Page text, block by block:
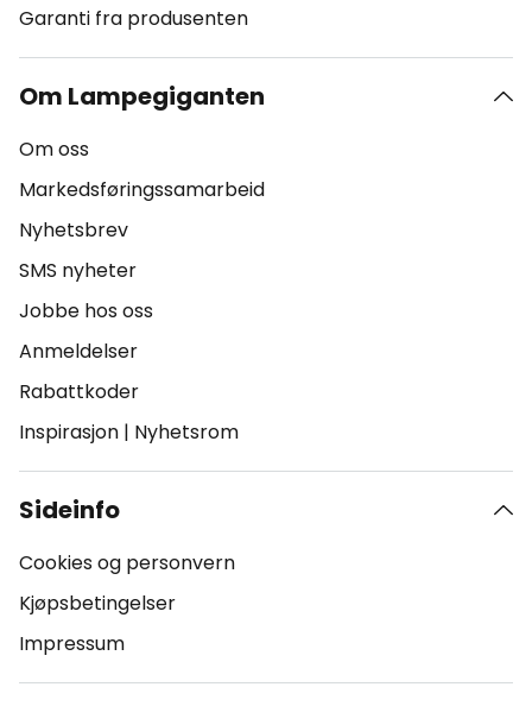
Garanti fra produsenten
Om Lampegiganten
Om oss
Markedsføringssamarbeid
Nyhetsbrev
SMS nyheter
Jobbe hos oss
Anmeldelser
Rabattkoder
Inspirasjon | Nyhetsrom
Sideinfo
Cookies og personvern
Kjøpsbetingelser
Impressum